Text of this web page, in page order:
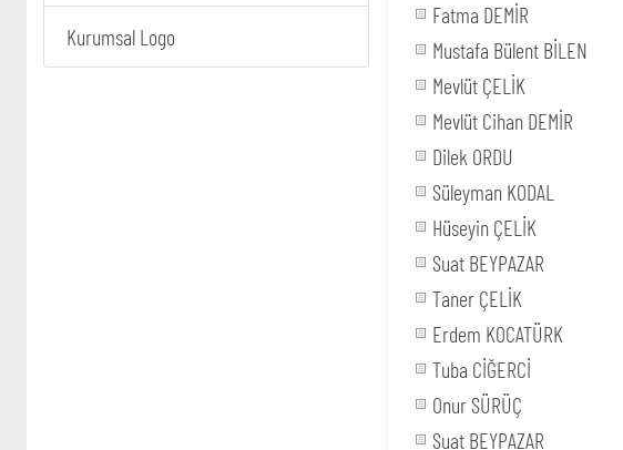
Kurumsal Logo
Fatma DEMİR
Mustafa Bülent BİLEN
Mevlüt ÇELİK
Mevlüt Cihan DEMİR
Dilek ORDU
Süleyman KODAL
Hüseyin ÇELİK
Suat BEYPAZAR
Taner ÇELİK
Erdem KOCATÜRK
Tuba CİĞERCİ
Onur SÜRÜÇ
Suat BEYPAZAR